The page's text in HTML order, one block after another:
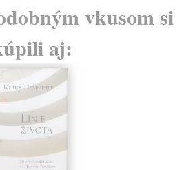
vkusom si
aj: